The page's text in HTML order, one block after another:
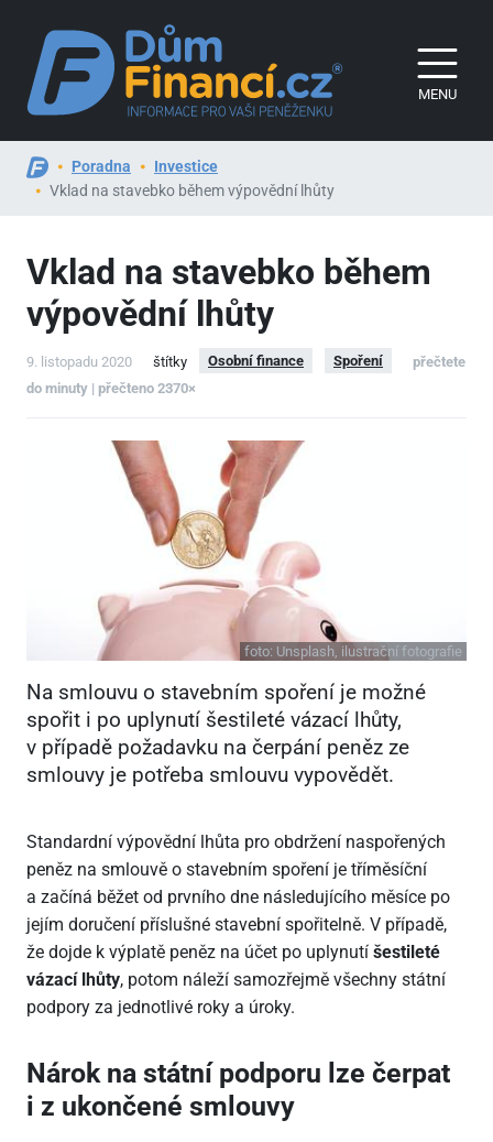
MENU
Poradna
Investice
Vklad na stavebko během výpovědní lhůty
Vklad na stavebko během
výpovědní lhůty
9. listopadu 2020 štítky Osobní finance Spoření
přečtete
do minuty | přečteno 2370×
foto: Unsplash, ilustrační fotografie
Na smlouvu o stavebním spoření je možné
spořit i po uplynutí šestileté vázací lhůty,
v případě požadavku na čerpání peněz ze
smlouvy je potřeba smlouvu vypovědět.
Standardní výpovědní lhůta pro obdržení naspořených
peněz na smlouvě o stavebním spoření je tříměsíční
a začíná běžet od prvního dne následujícího měsíce po
jejím doručení příslušné stavební spořitelně. V případě,
že dojde k výplatě peněz na účet po uplynutí šestileté
vázací lhůty, potom náleží samozřejmě všechny státní
podpory za jednotlivé roky a úroky.
Nárok na státní podporu lze čerpat
i z ukončené smlouvy